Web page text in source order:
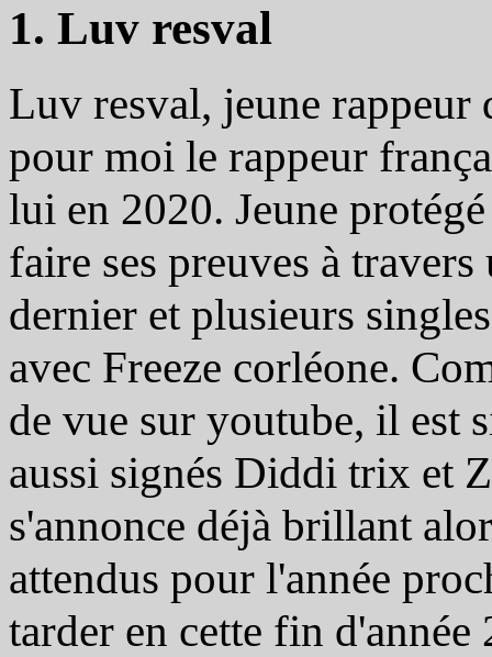
1. Luv resval
Luv resval, jeune rappeur
pour moi le rappeur
lui en 2020. Jeune
faire ses preuves à
dernier et plusieurs
avec Freeze corléone.
de vue sur youtube, il est
aussi signés Diddi trix et
s'annonce déjà brillant
attendus pour l'année
tarder en cette fin d'année